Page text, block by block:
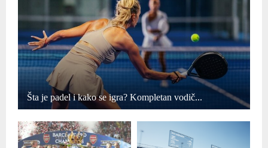
Šta je padel i kako se igra? Kompletan vodič...